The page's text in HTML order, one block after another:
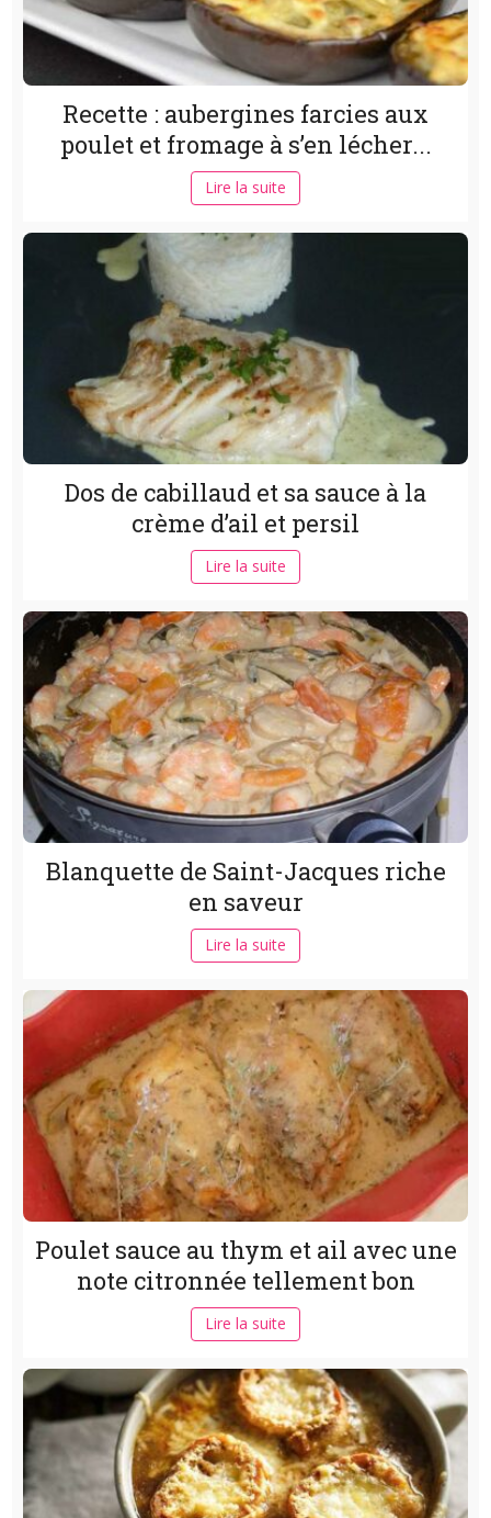
Recette : aubergines farcies aux
poulet et fromage à s’en lécher...
Lire la suite
Dos de cabillaud et sa sauce à la
crème d’ail et persil
Lire la suite
Blanquette de Saint-Jacques riche
en saveur
Lire la suite
Poulet sauce au thym et ail avec une
note citronnée tellement bon
Lire la suite